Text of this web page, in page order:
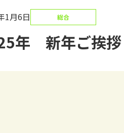
1月6日 総合
年 新年ご挨拶